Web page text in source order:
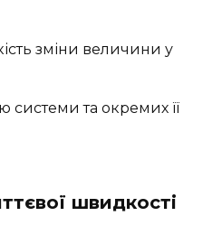
зміни величини у
системи та окремих її
швидкості